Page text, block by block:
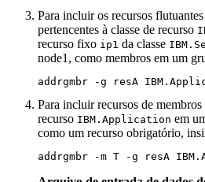
Para incluir os recursos flutuantes
pertencentes à classe de recurso
recurso fixo ip1 da classe
node1, como membros em um
addrgmbr -g resA
Para incluir recursos de membros
recurso IBM.Application em
como um recurso obrigatório,
addrgmbr -m T -g resA